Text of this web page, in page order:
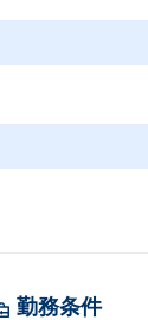
勤務条件